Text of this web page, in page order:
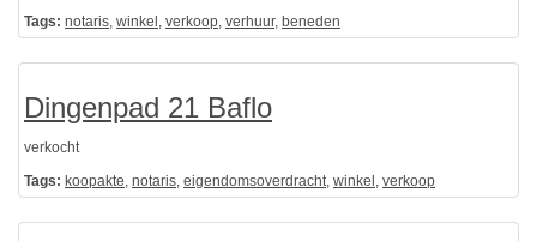
Tags: notaris, winkel , verkoop, verhuur, beneden
Dingenpad 21 Baflo
verkocht
Tags: koopakte, notaris, eigendomsoverdracht, winkel , verkoop